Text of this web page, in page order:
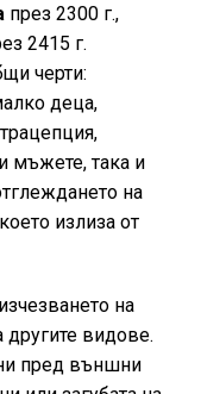
през 2300 г.,
2415 г.
черти:
деца,
мъжете, така и
на
излиза от
на
другите видове.
пред външни